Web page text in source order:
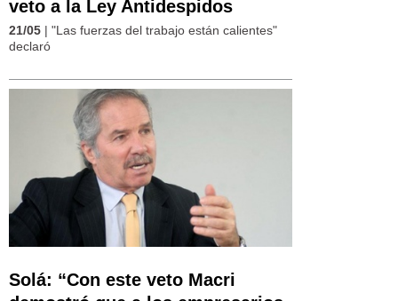
veto a la Ley Antidespidos
21/05 | "Las fuerzas del trabajo están calientes"
declaró
Solá: “Con este veto Macri